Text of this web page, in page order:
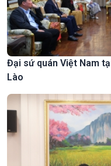
Đại sứ quán Việt Nam
Lào